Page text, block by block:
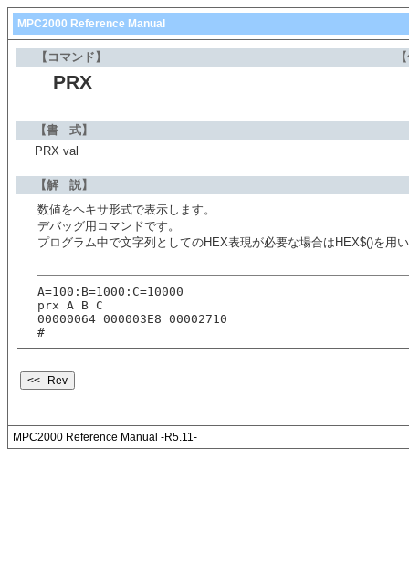
MPC2000 Reference Manual
【コマンド】
PRX
【書 式】
PRX val
【解 説】
数値をヘキサ形式で表示します。
デバッグ用コマンドです。
プログラム中で文字列としてのHEX表現が必要な場合はHEX$()を用
A=100:B=1000:C=10000
prx A B C
00000064 000003E8 00002710
#
MPC2000 Reference Manual -R5.11-